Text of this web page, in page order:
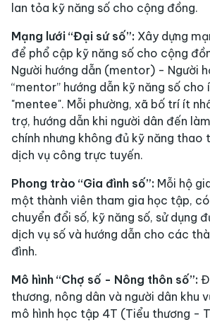
lan tỏa kỹ năng số cho cộng đồng.
Mạng lưới “Đại sứ số”: Xây dựng
để phổ cập kỹ năng số cho cộng
Người hướng dẫn (mentor) - Người
“mentor” hướng dẫn kỹ năng số cho
"mentee". Mỗi phường, xã bố trí ít
trợ, hướng dẫn khi người dân đến
chính nhưng không đủ kỹ năng thao
dịch vụ công trực tuyến.
Phong trào “Gia đình số”: Mỗi hộ
một thành viên tham gia học tập,
chuyển đổi số, kỹ năng số, sử dụng
dịch vụ số và hướng dẫn cho các
đình.
Mô hình “Chợ số - Nông thôn số”:
thương, nông dân và người dân khu
mô hình học tập 4T (Tiểu thương -